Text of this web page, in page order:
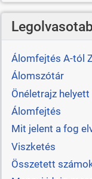
Álomfejtés A-tól
Álomszótár
Önéletrajz helyett
Álomfejtés
Mit jelent a fog
Viszketés
Összetett